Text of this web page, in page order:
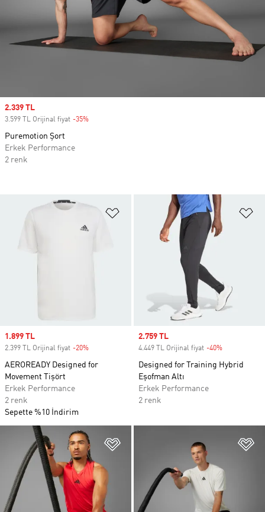
Favori Listesine Ekle
Sale price
1.899 TL
2.399 TL Orijinal fiyat -20%
AEROREADY Designed for
Movement Tişört
Erkek Performance
2 renk
Sepette %10 İndirim
Sale price
2.759 TL
4.449 TL Orijinal fiyat -40%
Designed for Training Hybrid
Eşofman Altı
Erkek Performance
2 renk
Favori Listesine Ekle
Sale price
2.339 TL
3.599 TL Orijinal fiyat -35%
Puremotion Şort
Erkek Performance
2 renk